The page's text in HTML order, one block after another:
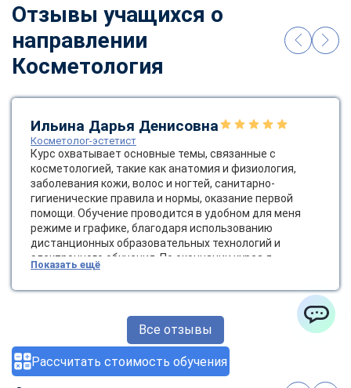
Рассчитать стоимость обучения
Отзывы учащихся о
направлении
Косметология
Ильина Дарья Денисовна
Косметолог-эстетист
Курс охватывает основные темы, связанные с
косметологией, такие как анатомия и физиология,
заболевания кожи, волос и ногтей, санитарно-
гигиенические правила и нормы, оказание первой
помощи. Обучение проводится в удобном для меня
режиме и графике, благодаря использованию
дистанционных образовательных технологий и
электронного обучения. По окончании курса я
получила диплом государственного образца, который
позволяет мне работать косметологом-эстетистом.
Это открывает новые возможности для карьерного
роста и развития в сфере красоты и здоровья.
Показать ещё
Все отзывы
ChatApp